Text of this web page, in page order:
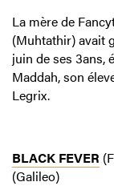
La mère de
(Muhtathir) avait
juin de ses 3ans,
Maddah, son
Legrix.
BLACK FEVER
(Galileo)